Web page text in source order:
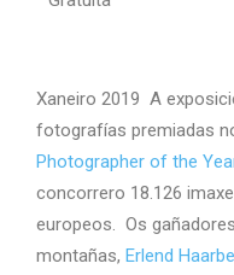
Xaneiro 2019 A
fotografías premiadas
Photographer of the
concorrero 18.126
europeos. Os
montañas, Erlend